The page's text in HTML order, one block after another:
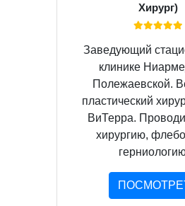
Хирург)
Заведующий
клинике
Полежаевской.
пластический
ВиТерра.
хирургию,